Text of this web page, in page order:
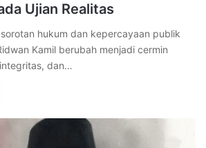
Ujian Realitas
hukum dan kepercayaan publik
Kamil berubah menjadi cermin
dan…